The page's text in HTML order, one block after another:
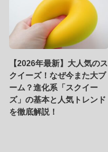
【2026年最新】大人気のス
クイーズ！なぜ今また大ブ
ーム？進化系「スクイー
ズ」の基本と人気トレンド
を徹底解説！